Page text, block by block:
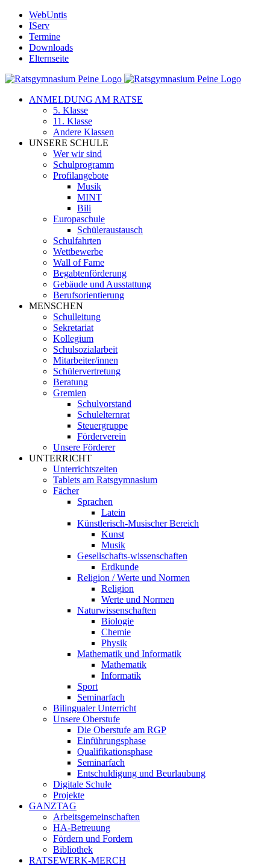
Zum
Inhalt
springen
WebUntis
IServ
Termine
Downloads
Elternseite
ANMELDUNG AM RATSE
5. Klasse
11. Klasse
Andere Klassen
UNSERE SCHULE
Wer wir sind
Schulprogramm
Profilangebote
Musik
MINT
Bili
Europaschule
Schüleraustausch
Schulfahrten
Wettbewerbe
Wall of Fame
Begabtenförderung
Gebäude und Ausstattung
Berufsorientierung
MENSCHEN
Schulleitung
Sekretariat
Kollegium
Schulsozialarbeit
Mitarbeiter/innen
Schülervertretung
Beratung
Gremien
Schulvorstand
Schulelternrat
Steuergruppe
Förderverein
Unsere Förderer
UNTERRICHT
Unterrichtszeiten
Tablets am Ratsgymnasium
Fächer
Sprachen
Latein
Künstlerisch-Musischer Bereich
Kunst
Musik
Gesellschafts-wissenschaften
Erdkunde
Religion / Werte und Normen
Religion
Werte und Normen
Naturwissenschaften
Biologie
Chemie
Physik
Mathematik und Informatik
Mathematik
Informatik
Sport
Seminarfach
Bilingualer Unterricht
Unsere Oberstufe
Die Oberstufe am RGP
Einführungsphase
Qualifikationsphase
Seminarfach
Entschuldigung und Beurlaubung
Digitale Schule
Projekte
GANZTAG
Arbeitsgemeinschaften
HA-Betreuung
Fördern und Fordern
Bibliothek
RATSEWERK-MERCH